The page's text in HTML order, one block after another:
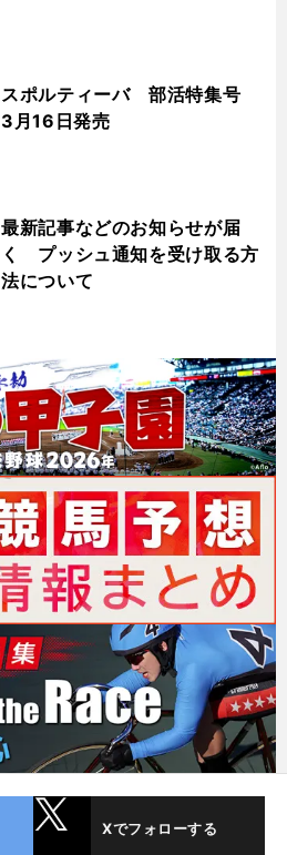
スポルティーバ 部活特集号
3月16日発売
最新記事などのお知らせが届
く プッシュ通知を受け取る方
法について
Xでフォローする